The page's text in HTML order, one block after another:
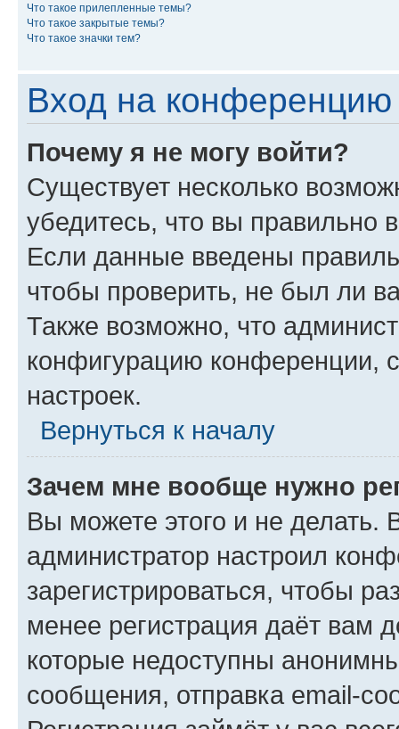
Что такое прилепленные темы?
Что такое закрытые темы?
Что такое значки тем?
Вход на конференцию
Почему я не могу войти?
Существует несколько
убедитесь, что вы правильно
Если данные введены
чтобы проверить, не был ли
Также возможно, что
конфигурацию конференции,
настроек.
Вернуться к началу
Зачем мне вообще нужно
Вы можете этого и не делать.
администратор настроил
зарегистрироваться, чтобы
менее регистрация даёт вам
которые недоступны
сообщения, отправка email-